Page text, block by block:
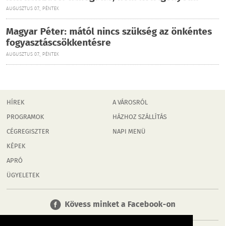
AUGUSZTUS 07., PÉNTEK
Magyar Péter: mától nincs szükség az önkéntes
fogyasztáscsökkentésre
AUGUSZTUS 07., PÉNTEK
HÍREK
PROGRAMOK
CÉGREGISZTER
KÉPEK
APRÓ
ÜGYELETEK
A VÁROSRÓL
HÁZHOZ SZÁLLÍTÁS
NAPI MENÜ
Kövess minket a Facebook-on